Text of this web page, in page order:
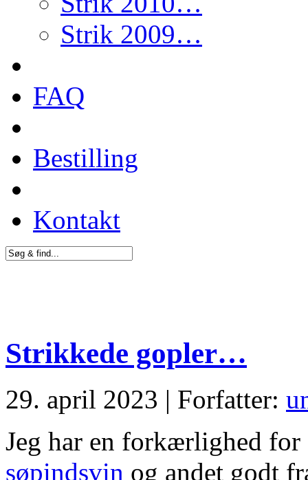
Strik 2009…
FAQ
Bestilling
Kontakt
Strikkede gopler…
29. april 2023 | Forfatter:
Jeg har en forkærlighed
søpindsvin og andet godt